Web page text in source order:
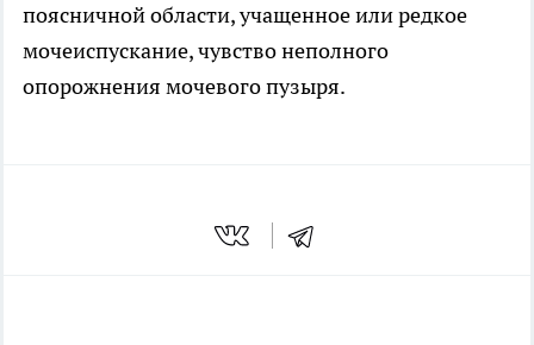
поясничной области, учащенное или редкое
мочеиспускание, чувство неполного
опорожнения мочевого пузыря.